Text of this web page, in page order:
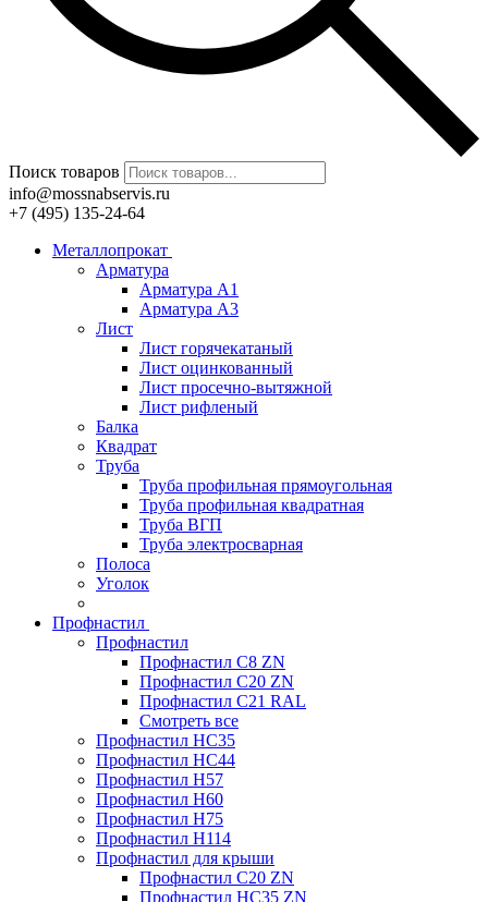
Поиск товаров
info@mossnabservis.ru
+7 (495) 135-24-64
Металлопрокат
Арматура
Арматура А1
Арматура А3
Лист
Лист горячекатаный
Лист оцинкованный
Лист просечно-вытяжной
Лист рифленый
Балка
Квадрат
Труба
Труба профильная прямоугольная
Труба профильная квадратная
Труба ВГП
Труба электросварная
Полоса
Уголок
Профнастил
Профнастил
Профнастил С8 ZN
Профнастил С20 ZN
Профнастил С21 RAL
Смотреть все
Профнастил HC35
Профнастил HC44
Профнастил H57
Профнастил H60
Профнастил H75
Профнастил H114
Профнастил для крыши
Профнастил С20 ZN
Профнастил НС35 ZN